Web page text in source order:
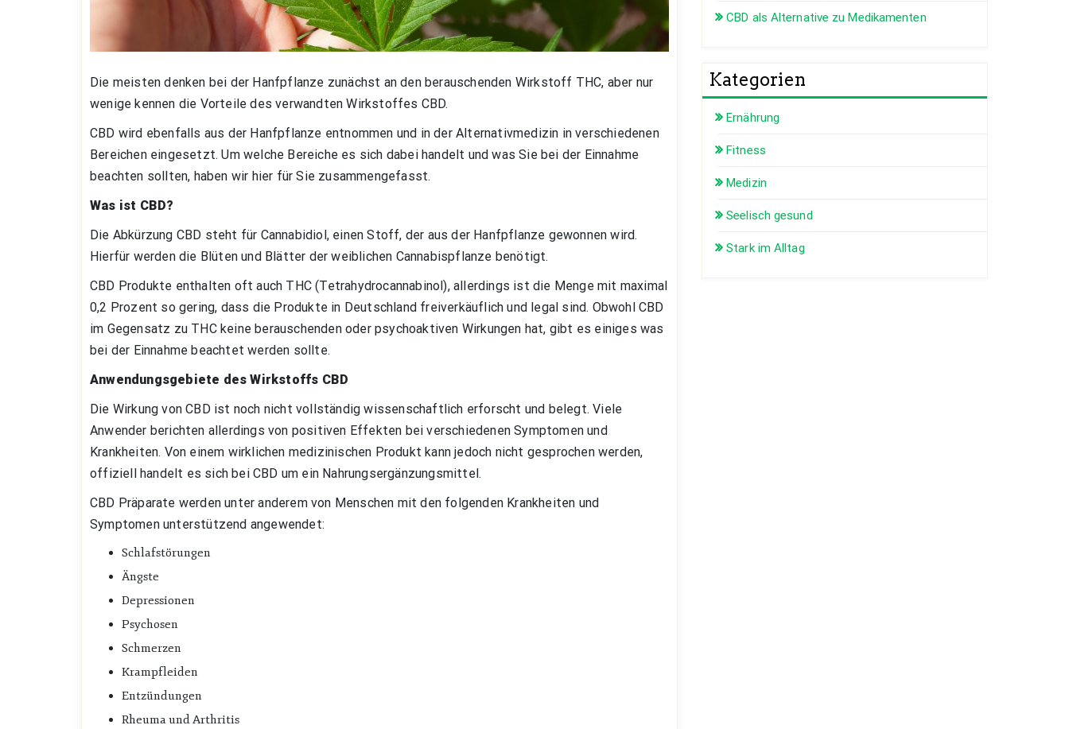
Die meisten denken bei der Hanfpflanze zunächst an den berauschenden Wirkstoff THC, aber nur
wenige kennen die Vorteile des verwandten Wirkstoffes CBD.
CBD wird ebenfalls aus der Hanfpflanze entnommen und in der Alternativmedizin in verschiedenen
Bereichen eingesetzt. Um welche Bereiche es sich dabei handelt und was Sie bei der Einnahme
beachten sollten, haben wir hier für Sie zusammengefasst.
Was ist CBD?
Die Abkürzung CBD steht für Cannabidiol, einen Stoff, der aus der Hanfpflanze gewonnen wird.
Hierfür werden die Blüten und Blätter der weiblichen Cannabispflanze benötigt.
CBD Produkte enthalten oft auch THC (Tetrahydrocannabinol), allerdings ist die Menge mit maximal
0,2 Prozent so gering, dass die Produkte in Deutschland freiverkäuflich und legal sind. Obwohl CBD
im Gegensatz zu THC keine berauschenden oder psychoaktiven Wirkungen hat, gibt es einiges was
bei der Einnahme beachtet werden sollte.
Anwendungsgebiete des Wirkstoffs CBD
Die Wirkung von CBD ist noch nicht vollständig wissenschaftlich erforscht und belegt. Viele
Anwender berichten allerdings von positiven Effekten bei verschiedenen Symptomen und
Krankheiten. Von einem wirklichen medizinischen Produkt kann jedoch nicht gesprochen werden,
offiziell handelt es sich bei CBD um ein Nahrungsergänzungsmittel.
CBD Präparate werden unter anderem von Menschen mit den folgenden Krankheiten und
Symptomen unterstützend angewendet:
Schlafstörungen
Ängste
Depressionen
Psychosen
Schmerzen
Krampfleiden
Entzündungen
Rheuma und Arthritis
CBD als Alternative zu Medikamenten
Kategorien
Ernährung
Fitness
Medizin
Seelisch gesund
Stark im Alltag